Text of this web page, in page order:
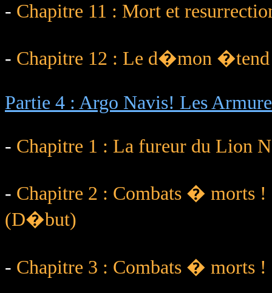
- Chapitre 11 : Mort et
- Chapitre 12 : Le d�mon �tend
Partie 4 : Argo Navis! Les
- Chapitre 1 : La fureur du Lion
- Chapitre 2 : Combats � morts !
(D�but)
- Chapitre 3 : Combats � morts !